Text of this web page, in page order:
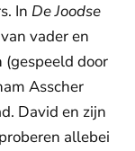
In De Joodse
vader en
(gespeeld door
Asscher
David en zijn
allebei